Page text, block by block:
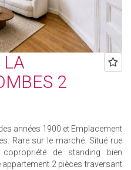
LA
2
années 1900 et Emplacement
Rare sur le marché. Situé rue
de standing bien
appartement 2 pièces traversant